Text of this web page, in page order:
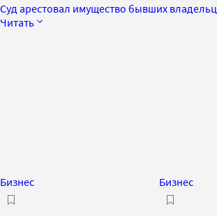
Суд арестовал имущество бывших
Читать
Бизнес Бизнес